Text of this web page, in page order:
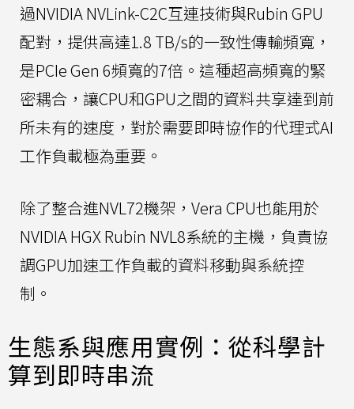
過NVIDIA NVLink-C2C互連技術與Rubin GPU
配對，提供高達1.8 TB/s的一致性傳輸頻寬，
是PCIe Gen 6頻寬的7倍。這種超高頻寬的緊
密耦合，讓CPU和GPU之間的資料共享達到前
所未有的速度，對於需要即時協作的代理式AI
工作負載極為重要。
除了整合進NVL72機架，Vera CPU也能用於
NVIDIA HGX Rubin NVL8系統的主機，負責協
調GPU加速工作負載的資料移動與系統控
制。
生態系與應用實例：從科學計
算到即時串流